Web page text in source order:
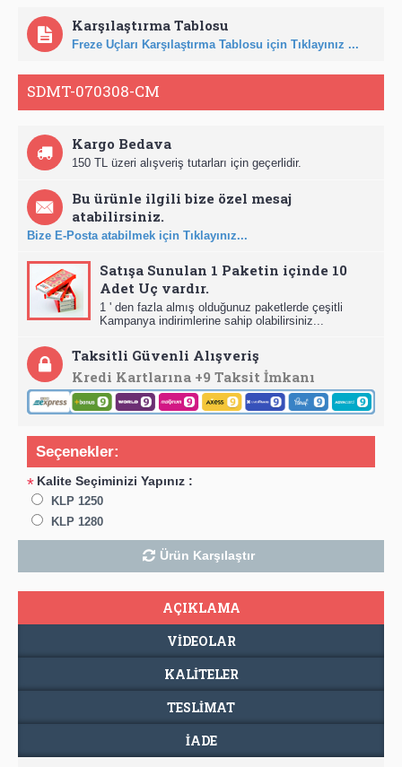
Karşılaştırma Tablosu
Freze Uçları Karşılaştırma Tablosu için Tıklayınız ...
SDMT-070308-CM
Kargo Bedava
150 TL üzeri alışveriş tutarları için geçerlidir.
Bu ürünle ilgili bize özel mesaj
atabilirsiniz.
Bize E-Posta atabilmek için Tıklayınız...
Satışa Sunulan 1 Paketin içinde 10
Adet Uç vardır.
1 ' den fazla almış olduğunuz paketlerde çeşitli
Kampanya indirimlerine sahip olabilirsiniz...
Taksitli Güvenli Alışveriş
Kredi Kartlarına +9 Taksit İmkanı
Seçenekler:
* Kalite Seçiminizi Yapınız :
KLP 1250
KLP 1280
Ürün Karşılaştır
AÇIKLAMA
VIDEOLAR
KALİTELER
TESLIMAT
İADE